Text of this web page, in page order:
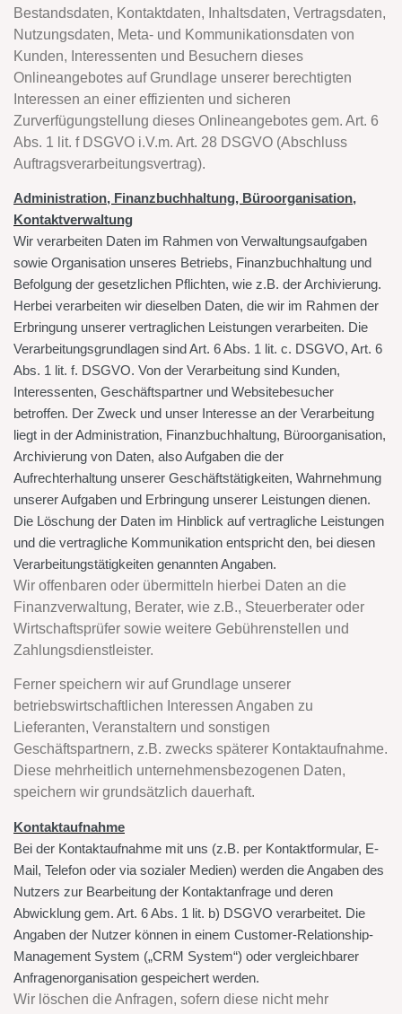
Bestandsdaten, Kontaktdaten, Inhaltsdaten, Vertragsdaten,
Nutzungsdaten, Meta- und Kommunikationsdaten von
Kunden, Interessenten und Besuchern dieses
Onlineangebotes auf Grundlage unserer berechtigten
Interessen an einer effizienten und sicheren
Zurverfügungstellung dieses Onlineangebotes gem. Art. 6
Abs. 1 lit. f DSGVO i.V.m. Art. 28 DSGVO (Abschluss
Auftragsverarbeitungsvertrag).
Administration, Finanzbuchhaltung, Büroorganisation,
Kontaktverwaltung
Wir verarbeiten Daten im Rahmen von Verwaltungsaufgaben
sowie Organisation unseres Betriebs, Finanzbuchhaltung und
Befolgung der gesetzlichen Pflichten, wie z.B. der Archivierung.
Herbei verarbeiten wir dieselben Daten, die wir im Rahmen der
Erbringung unserer vertraglichen Leistungen verarbeiten. Die
Verarbeitungsgrundlagen sind Art. 6 Abs. 1 lit. c. DSGVO, Art. 6
Abs. 1 lit. f. DSGVO. Von der Verarbeitung sind Kunden,
Interessenten, Geschäftspartner und Websitebesucher
betroffen. Der Zweck und unser Interesse an der Verarbeitung
liegt in der Administration, Finanzbuchhaltung, Büroorganisation,
Archivierung von Daten, also Aufgaben die der
Aufrechterhaltung unserer Geschäftstätigkeiten, Wahrnehmung
unserer Aufgaben und Erbringung unserer Leistungen dienen.
Die Löschung der Daten im Hinblick auf vertragliche Leistungen
und die vertragliche Kommunikation entspricht den, bei diesen
Verarbeitungstätigkeiten genannten Angaben.
Wir offenbaren oder übermitteln hierbei Daten an die
Finanzverwaltung, Berater, wie z.B., Steuerberater oder
Wirtschaftsprüfer sowie weitere Gebührenstellen und
Zahlungsdienstleister.
Ferner speichern wir auf Grundlage unserer
betriebswirtschaftlichen Interessen Angaben zu
Lieferanten, Veranstaltern und sonstigen
Geschäftspartnern, z.B. zwecks späterer Kontaktaufnahme.
Diese mehrheitlich unternehmensbezogenen Daten,
speichern wir grundsätzlich dauerhaft.
Kontaktaufnahme
Bei der Kontaktaufnahme mit uns (z.B. per Kontaktformular, E-
Mail, Telefon oder via sozialer Medien) werden die Angaben des
Nutzers zur Bearbeitung der Kontaktanfrage und deren
Abwicklung gem. Art. 6 Abs. 1 lit. b) DSGVO verarbeitet. Die
Angaben der Nutzer können in einem Customer-Relationship-
Management System („CRM System“) oder vergleichbarer
Anfragenorganisation gespeichert werden.
Wir löschen die Anfragen, sofern diese nicht mehr